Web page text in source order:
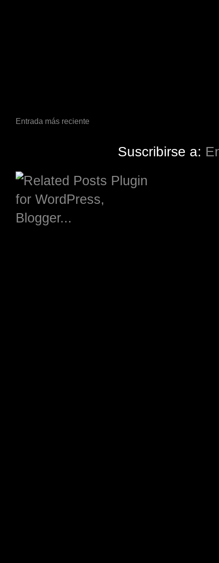
Entrada más reciente
Suscribirse a: